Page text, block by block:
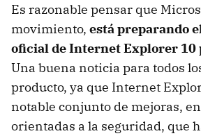
Es razonable pensar que
movimiento, está preparando
oficial de Internet Explorer 10
Una buena noticia para todos
producto, ya que Internet
notable conjunto de mejoras,
orientadas a la seguridad, que